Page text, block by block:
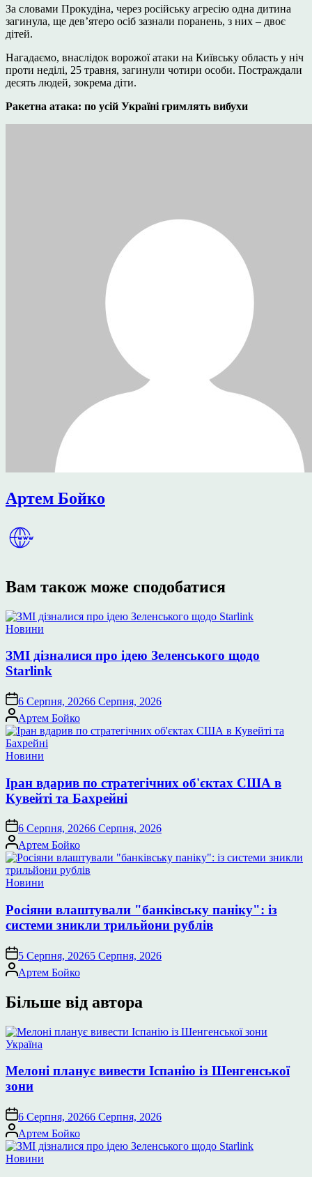
За словами Прокудіна, через російську агресію одна дитина
загинула, ще дев’ятеро осіб зазнали поранень, з них – двоє
дітей.
Нагадаємо, внаслідок ворожої атаки на Київську область у ніч
проти неділі, 25 травня, загинули чотири особи. Постраждали
десять людей, зокрема діти.
Ракетна атака: по усій Україні гримлять вибухи
Артем Бойко
Вам також може сподобатися
Опублікувати
Новини
ЗМІ дізналися про ідею Зеленського щодо
Starlink
6 Серпня, 20266 Серпня, 2026
Опубліковано
Артем Бойко
Опублікувати
Новини
Іран вдарив по стратегічних об'єктах США в
Кувейті та Бахрейні
6 Серпня, 20266 Серпня, 2026
Опубліковано
Артем Бойко
Опублікувати
Новини
Росіяни влаштували "банківську паніку": із
системи зникли трильйони рублів
5 Серпня, 20265 Серпня, 2026
Опубліковано
Артем Бойко
Більше від автора
Опублікувати
Україна
Мелоні планує вивести Іспанію із Шенгенської
зони
6 Серпня, 20266 Серпня, 2026
Опубліковано
Артем Бойко
Опублікувати
Новини